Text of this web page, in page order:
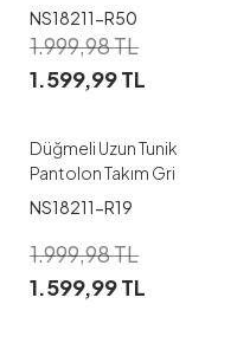
NS18211-R50
1.999,98TL
1.599,99TL
XL
Düğmeli Uzun Tunik
Pantolon Takım Gri
NS18211-R19
1.999,98TL
1.599,99TL
M L XL